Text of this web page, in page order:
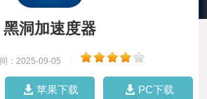
黑洞加速度器
：2025-09-05
苹果下载 PC下载